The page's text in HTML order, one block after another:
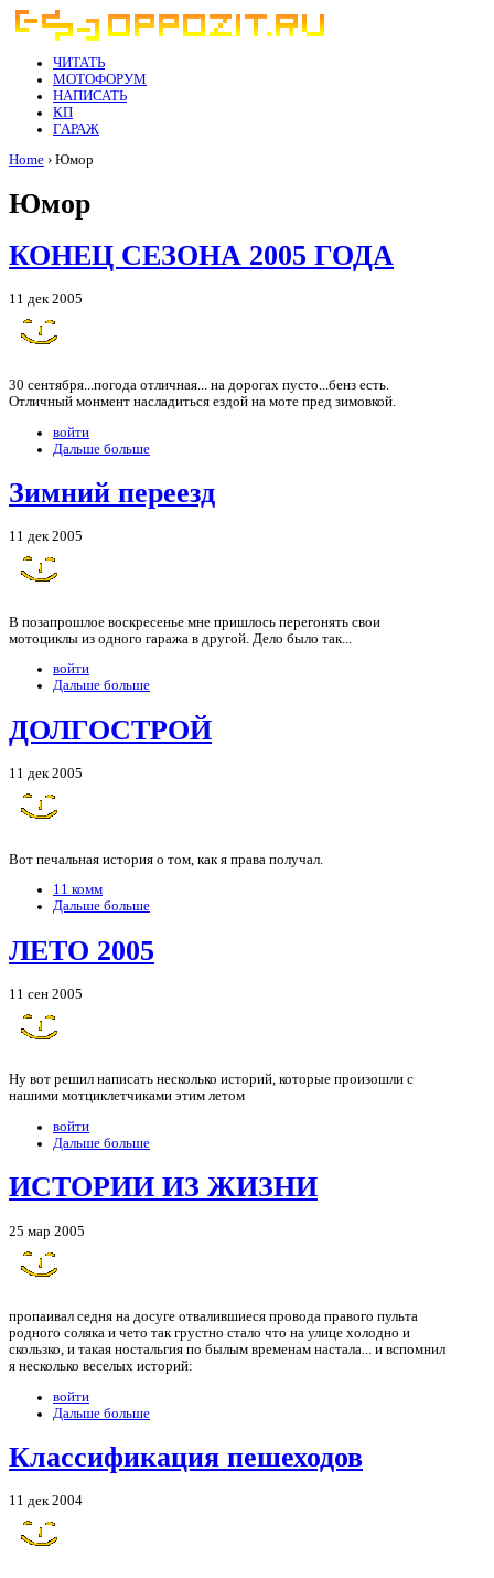
ЧИТАТЬ
МОТОФОРУМ
НАПИСАТЬ
КП
ГАРАЖ
Home › Юмор
Юмор
КОНЕЦ СЕЗОНА 2005 ГОДА
11 дек 2005
30 сентября...погода отличная... на дорогах пусто...бенз есть.
Отличный монмент насладиться ездой на моте пред зимовкой.
войти
Дальше больше
Зимний переезд
11 дек 2005
В позапрошлое воскресенье мне пришлось перегонять свои
мотоциклы из одного гаража в другой. Дело было так...
войти
Дальше больше
ДОЛГОСТРОЙ
11 дек 2005
Вот печальная история о том, как я права получал.
11 комм
Дальше больше
ЛЕТО 2005
11 сен 2005
Ну вот решил написать несколько историй, которые произошли с
нашими мотциклетчиками этим летом
войти
Дальше больше
ИСТОРИИ ИЗ ЖИЗНИ
25 мар 2005
пропаивал седня на досуге отвалившиеся провода правого пульта
родного соляка и чето так грустно стало что на улице холодно и
скользко, и такая ностальгия по былым временам настала... и вспомнил
я несколько веселых историй:
войти
Дальше больше
Классификация пешеходов
11 дек 2004